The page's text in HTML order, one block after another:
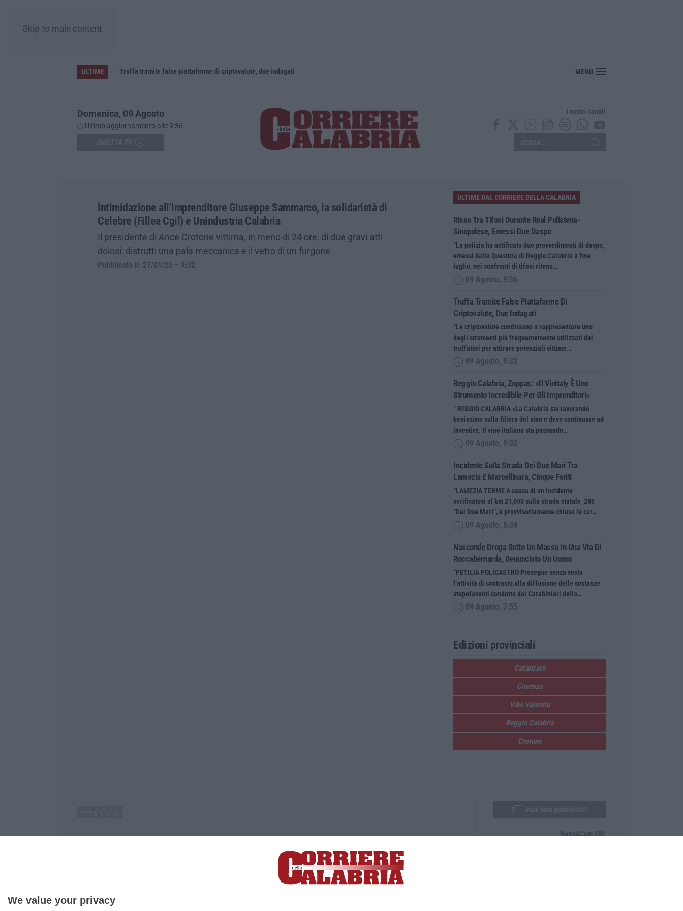
We value your privacy
Skip to main content
ULTIME Truffa tramite false piattaforme di criptovalute, due indagati Reggio Calabria, Zoppas: «Il Vinitaly è uno strumento incredibile per gli imprenditori»
MENU
Domenica, 09 Agosto
Ultimo aggiornamento alle 9:36
I nostri canali
Intimidazione all’imprenditore Giuseppe Sammarco, la solidarietà di
Celebre (Fillea Cgil) e Unindustria Calabria
Il presidente di Ance Crotone vittima, in meno di 24 ore, di due gravi atti
dolosi: distrutti una pala meccanica e il vetro di un furgone
Pubblicato il: 27/01/25 – 9:32
ULTIME DAL CORRIERE DELLA CALABRIA
Rissa Tra Tifosi Durante Real Polistena-
Sinopolese, Emessi Due Daspo
“La polizia ha notificato due provvedimenti di daspo,
emessi dalla Questura di Reggio Calabria a fine
luglio, nei confronti di tifosi ritenu…
09 Agosto, 9:36
Truffa Tramite False Piattaforme Di
Criptovalute, Due Indagati
“Le criptovalute continuano a rappresentare uno
degli strumenti più frequentemente utilizzati dai
truffatori per attirare potenziali vittime…
09 Agosto, 9:32
Reggio Calabria, Zoppas: «Il Vinitaly È Uno
Strumento Incredibile Per Gli Imprenditori»
” REGGIO CALABRIA «La Calabria sta lavorando
benissimo sulla filiera del vino e deve continuare ad
investire. Il vino italiano sta passando…
09 Agosto, 9:32
Incidente Sulla Strada Dei Due Mari Tra
Lamezia E Marcellinara, Cinque Feriti
“LAMEZIA TERME A causa di un incidente
verificatosi al km 21,000 sulla strada statale 280
“Dei Due Mari”, è provvisoriamente chiusa la car…
09 Agosto, 8:34
Nasconde Droga Sotto Un Masso In Una Via Di
Roccabernarda, Denunciato Un Uomo
“PETILIA POLICASTRO Prosegue senza sosta
l’attività di contrasto alla diffusione delle sostanze
stupefacenti condotta dai Carabinieri della…
09 Agosto, 7:55
Edizioni provinciali
Catanzaro
Cosenza
Vibo Valentia
Reggio Calabria
Crotone
P.IVA. 03199620794, Via del mare 6/G, S.Eufemia, Lamezia Terme (CZ)
Iscrizione tribunale di Lamezia Terme 5/2011 - Direttore responsabile Paola Militano |Privacy
News&Com SRL